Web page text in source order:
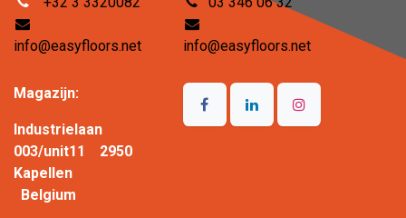
info@easyfloors.net info@easyfloors.net
Magazijn:
Industrielaan
003/unit11 2950
Kapellen
Belgium